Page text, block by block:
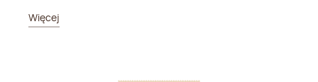
Więcej